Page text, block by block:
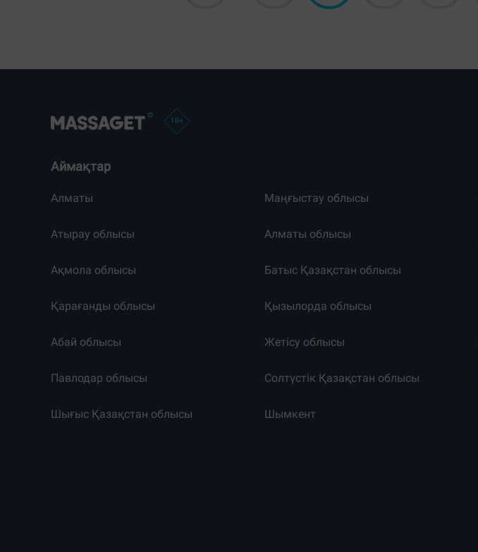
Аймақтар
Алматы Маңғыстау облысы
Атырау облысы Алматы облысы
Ақмола облысы Батыс Қазақстан облысы
Қарағанды облысы Қызылорда облысы
Абай облысы Жетісу облысы
Павлодар облысы Солтүстік Қазақстан облысы
Шығыс Қазақстан облысы Шымкент